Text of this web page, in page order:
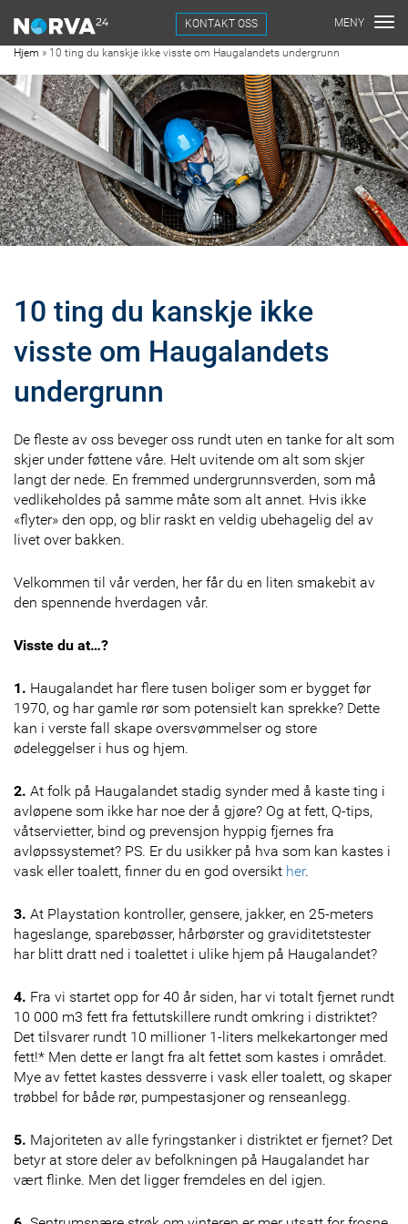
KONTAKT OSS
Hjem » 10 ting du kanskje ikke visste om Haugalandets undergrunn
10 ting du kanskje ikke
visste om Haugalandets
undergrunn
De fleste av oss beveger oss rundt uten en tanke for alt som
skjer under føttene våre. Helt uvitende om alt som skjer
langt der nede. En fremmed undergrunnsverden, som må
vedlikeholdes på samme måte som alt annet. Hvis ikke
«flyter» den opp, og blir raskt en veldig ubehagelig del av
livet over bakken.
Velkommen til vår verden, her får du en liten smakebit av
den spennende hverdagen vår.
Visste du at…?
1. Haugalandet har flere tusen boliger som er bygget før
1970, og har gamle rør som potensielt kan sprekke? Dette
kan i verste fall skape oversvømmelser og store
ødeleggelser i hus og hjem.
2. At folk på Haugalandet stadig synder med å kaste ting i
avløpene som ikke har noe der å gjøre? Og at fett, Q-tips,
våtservietter, bind og prevensjon hyppig fjernes fra
avløpssystemet? PS. Er du usikker på hva som kan kastes i
vask eller toalett, finner du en god oversikt her.
3. At Playstation kontroller, gensere, jakker, en 25-meters
hageslange, sparebøsser, hårbørster og graviditetstester
har blitt dratt ned i toalettet i ulike hjem på Haugalandet?
4. Fra vi startet opp for 40 år siden, har vi totalt fjernet rundt
10 000 m3 fett fra fettutskillere rundt omkring i distriktet?
Det tilsvarer rundt 10 millioner 1-liters melkekartonger med
fett!* Men dette er langt fra alt fettet som kastes i området.
Mye av fettet kastes dessverre i vask eller toalett, og skaper
trøbbel for både rør, pumpestasjoner og renseanlegg.
5. Majoriteten av alle fyringstanker i distriktet er fjernet? Det
betyr at store deler av befolkningen på Haugalandet har
vært flinke. Men det ligger fremdeles en del igjen.